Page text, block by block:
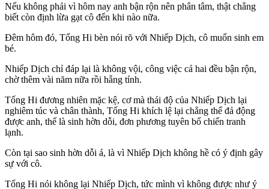
Nếu không phải vì hôm nay anh bận rộn nên phân tâm, thật chẳng
biết còn định lừa gạt cô đến khi nào nữa.
Đêm hôm đó, Tống Hi bèn nói rõ với Nhiếp Dịch, cô muốn sinh em
bé.
Nhiếp Dịch chỉ đáp lại là không vội, công việc cả hai đều bận rộn,
chờ thêm vài năm nữa rồi hẵng tính.
Tống Hi đương nhiên mặc kệ, cơ mà thái độ của Nhiếp Dịch lại
nghiêm túc và chân thành, Tống Hi khích lệ lại chẳng thể đả động
được anh, thế là sinh hờn dỗi, đơn phương tuyên bố chiến tranh
lạnh.
Còn tại sao sinh hờn dỗi á, là vì Nhiếp Dịch không hề có ý định gây
sự với cô.
Tống Hi nói không lại Nhiếp Dịch, tức mình vì không được như ý